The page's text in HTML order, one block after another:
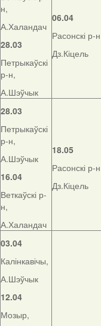
н,
А.Халандач
28.03
Петрыкаўскі
р-н,
А.Шэўчык
06.04
Расонскі р-
Дз.Кіцель
28.03
Петрыкаўскі
р-н,
А.Шэўчык
16.04
Веткаўскі р-
н,
А.Халандач
18.05
Расонскі р-
Дз.Кіцель
03.04
Калінкавічы,
А.Шэўчык
12.04
Мозыр,